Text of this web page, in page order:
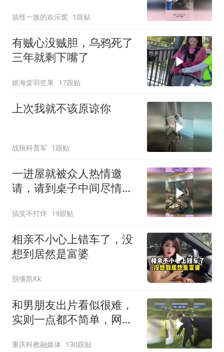
搞怪一族的欢乐窝 1跟贴
有贼心没贼胆，乌鸦死了
三年就剩下嘴了
姬海棠羽笠果 17跟贴
上次我就不该原谅你
战狼科普军 1跟贴
一进屋就被众人热情邀
请，请到桌子中间尽情跳
搞笑不打烊 19跟贴
相亲不小心上错车了，没
想到居然是富婆
脱缰凯Kk
和男朋友出片看似很难，
实则一点都不简单，网
重庆科教融媒体 130跟贴